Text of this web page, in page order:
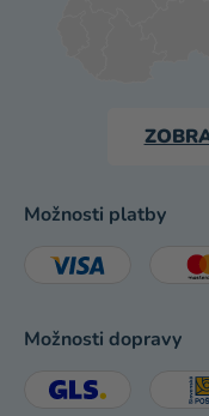
Možnosti platby
Možnosti dopravy